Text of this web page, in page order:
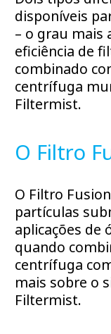
disponíveis
– o grau mais
eficiência de
combinado
centrífuga
Filtermist.
O Filtro
O Filtro
partículas
aplicações de
quando
centrífuga
mais sobre o
Filtermist.